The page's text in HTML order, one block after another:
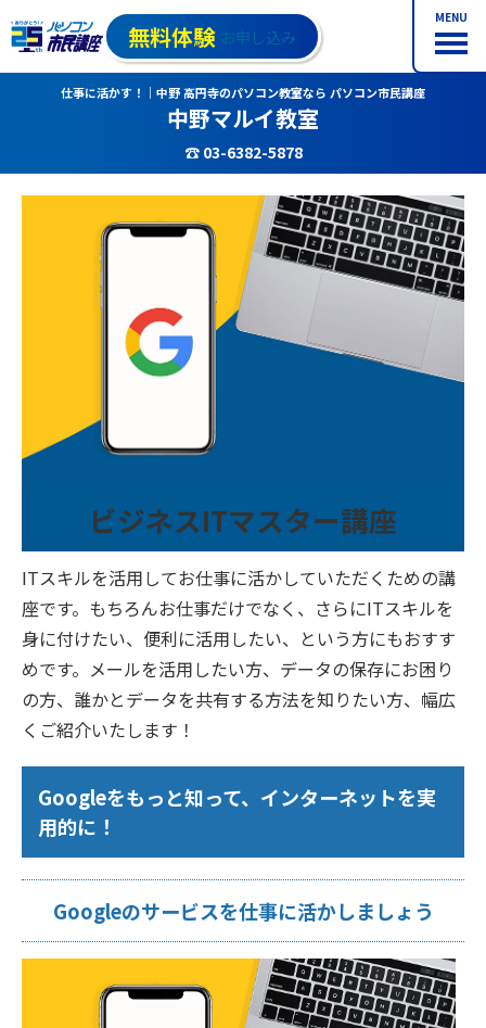
MENU
無料体験 お申し込み
仕事に活かす！｜中野 高円寺のパソコン教室なら パソコン市民講座
中野マルイ教室
☎ 03-6382-5878
ビジネスITマスター講座
ITスキルを活用してお仕事に活かしていただくための講
座です。もちろんお仕事だけでなく、さらにITスキルを
身に付けたい、便利に活用したい、という方にもおすす
めです。メールを活用したい方、データの保存にお困り
の方、誰かとデータを共有する方法を知りたい方、幅広
くご紹介いたします！
Googleをもっと知って、インターネットを実
用的に！
Googleのサービスを仕事に活かしましょう